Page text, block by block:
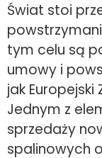
Świat stoi
tym celu są
umowy i
jak Europejski
Jednym z
sprzedaży
spalinowych